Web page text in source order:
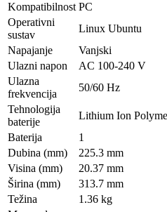
Kompatibilnost PC
Operativni
sustav
Linux Ubuntu
Napajanje
Vanjski
Ulazni napon
AC 100-240 V
Ulazna
frekvencija
50/60 Hz
Tehnologija
baterije
Lithium Ion
Baterija
1
Dubina (mm)
225.3 mm
Visina (mm)
20.37 mm
Širina (mm)
313.7 mm
Težina
1.36 kg